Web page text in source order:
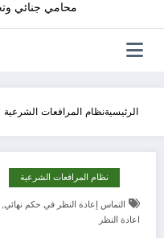
محامي جنائي
الرئيسيةنظام المرافعات الشرعية
نظام المرافعات الشرعية
التماس إعادة النظر في حكم نهائي,
اعادة النظر